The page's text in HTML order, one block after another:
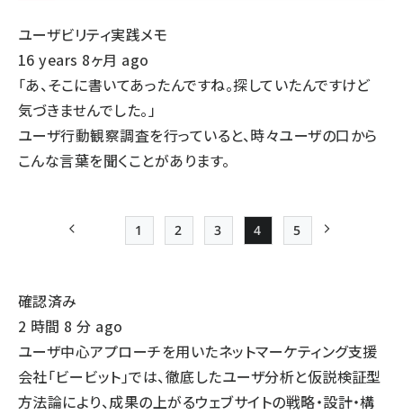
ユーザビリティ実践メモ
16 years 8ヶ月 ago
「あ、そこに書いてあったんですね。探していたんですけど
気づきませんでした。」
ユーザ行動観察調査を行っていると、時々ユーザの口から
こんな言葉を聞くことがあります。
り
前ページ Page
1
Page
2
Page
3
Page
4
Page
5
確認済み
2 時間 8 分 ago
ユーザ中心アプローチを用いたネットマーケティング支援
会社「ビービット」では、徹底したユーザ分析と仮説検証型
方法論により、成果の上がるウェブサイトの戦略・設計・構